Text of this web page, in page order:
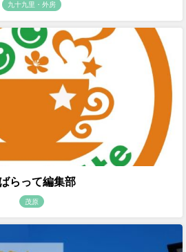
九十九里・外房
らって編集部
茂原